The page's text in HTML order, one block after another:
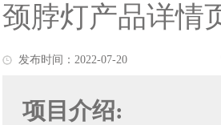
颈脖灯产品详情
发布时间：2022-07-20
项目介绍: